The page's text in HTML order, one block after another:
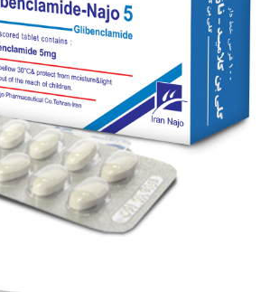
قرص متفورمین - ناژو 500
بزرگنمایی توضیحات بیشتر